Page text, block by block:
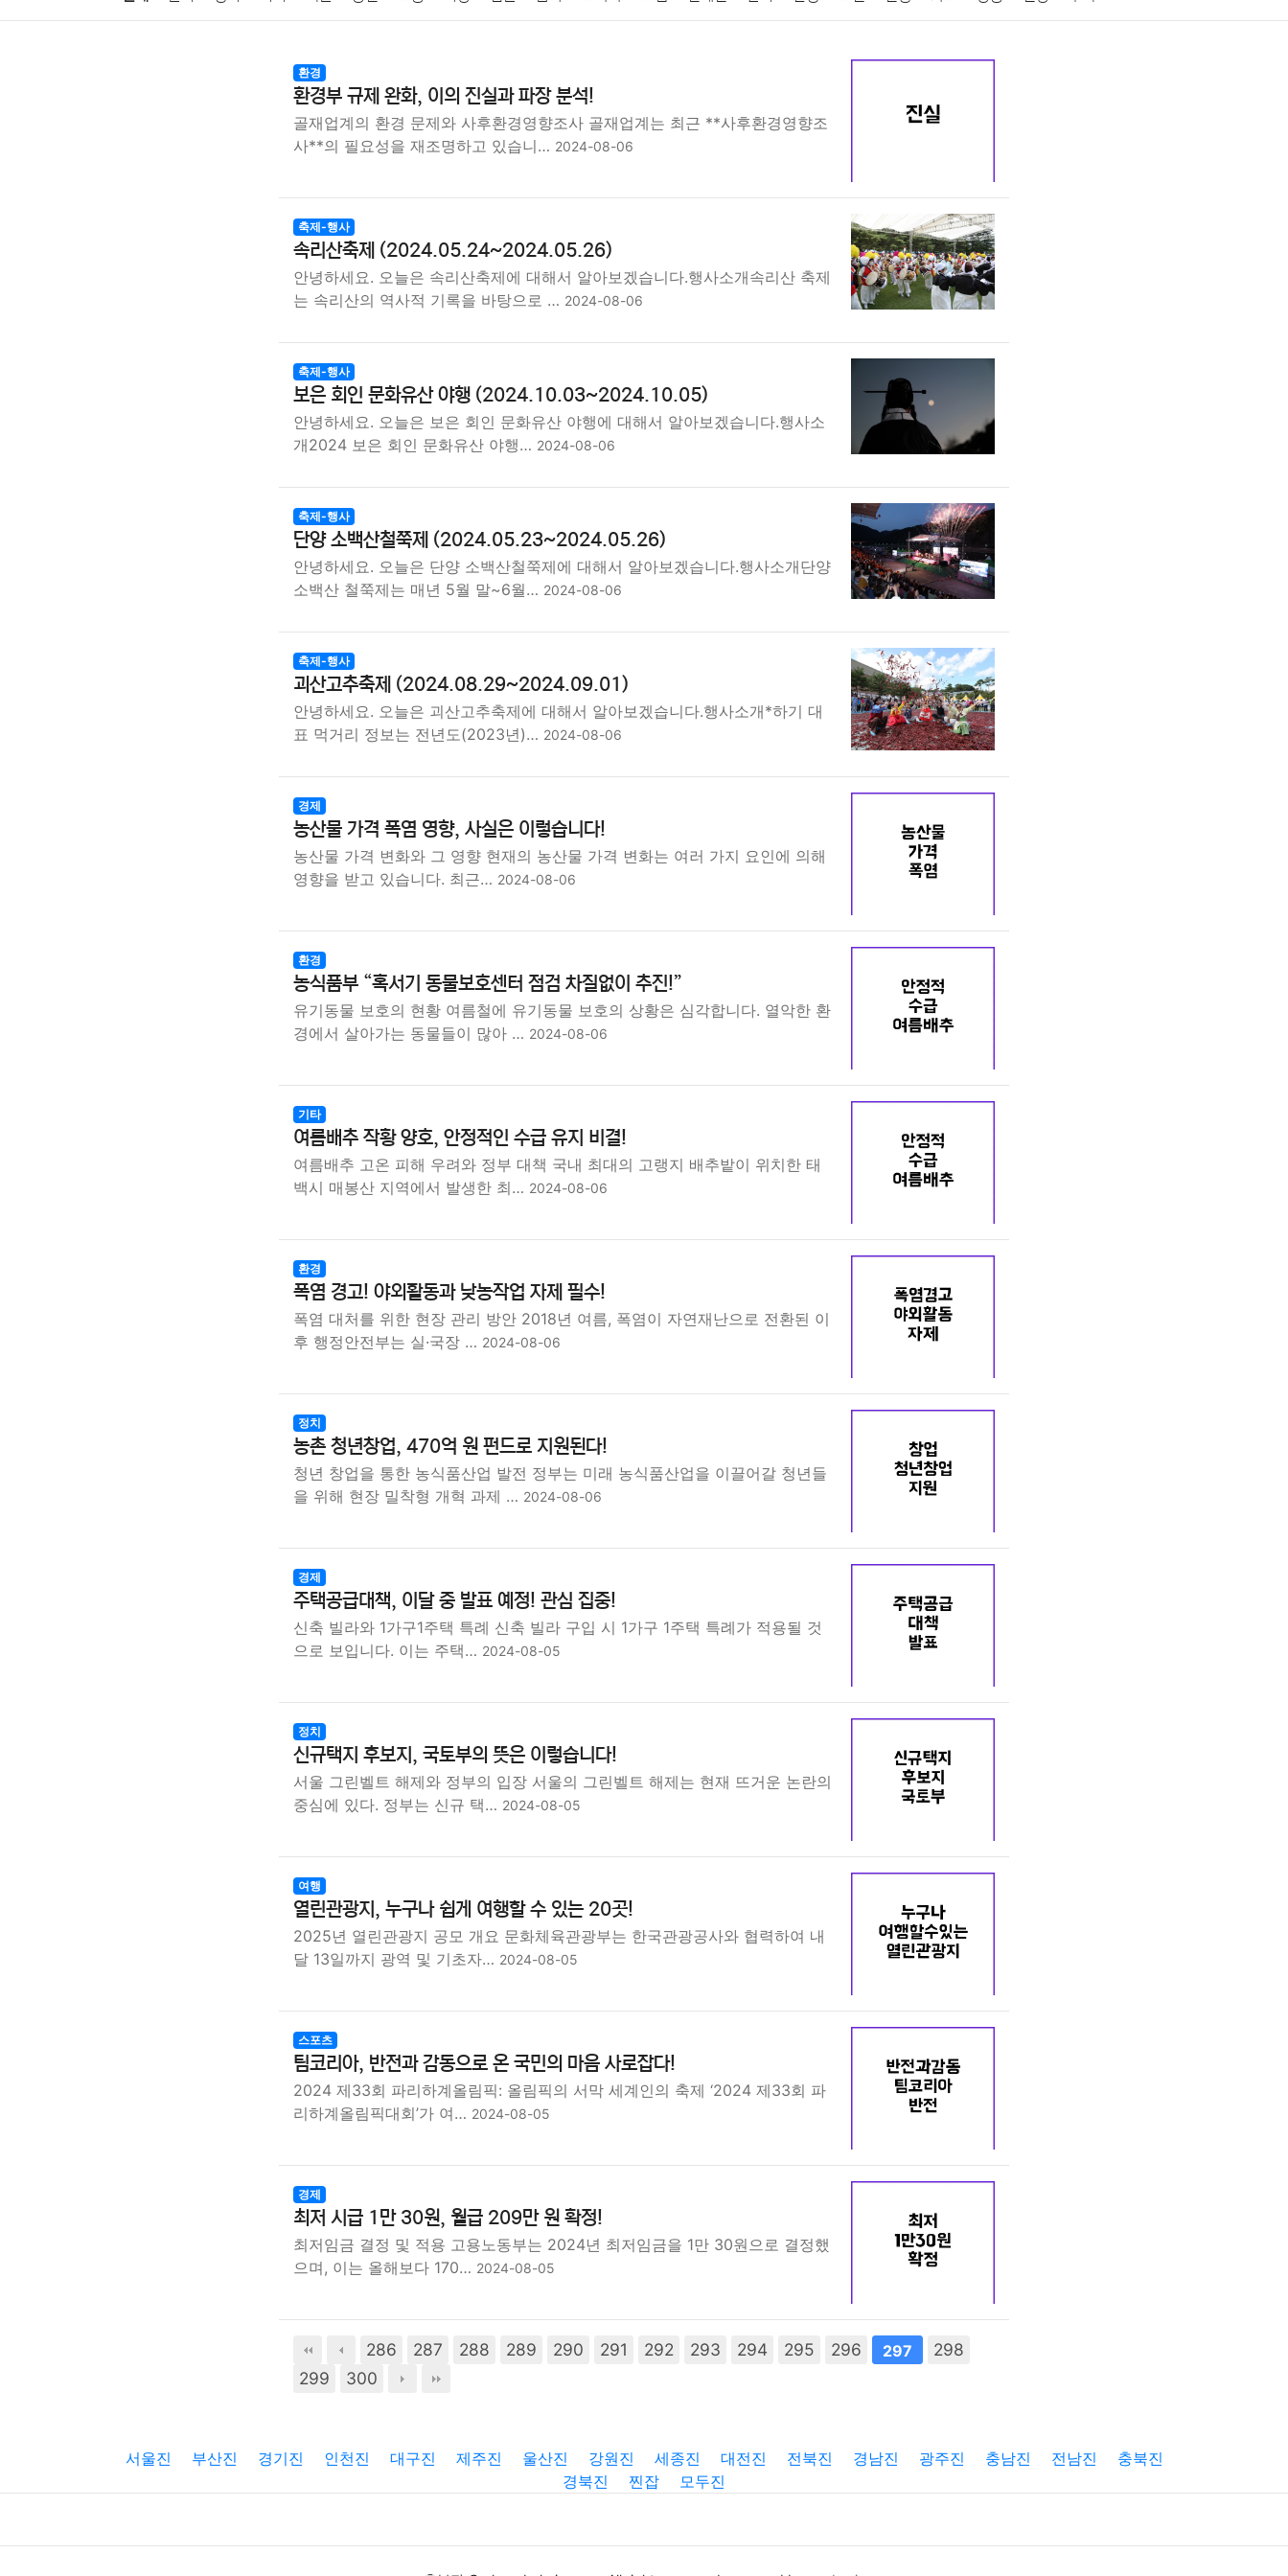
기술 종교 사회 정치 건강 의료 의학 교통
환경
환경부 규제 완화, 이의 진실과 파장 분석!
골재업계의 환경 문제와 사후환경영향조사 골재업계는 최근 **사후환경영향조
사**의 필요성을 재조명하고 있습니… 2024-08-06
축제-행사
속리산축제 (2024.05.24~2024.05.26)
안녕하세요. 오늘은 속리산축제에 대해서 알아보겠습니다.행사소개속리산 축제
는 속리산의 역사적 기록을 바탕으로 … 2024-08-06
축제-행사
보은 회인 문화유산 야행 (2024.10.03~2024.10.05)
안녕하세요. 오늘은 보은 회인 문화유산 야행에 대해서 알아보겠습니다.행사소
개2024 보은 회인 문화유산 야행… 2024-08-06
축제-행사
단양 소백산철쭉제 (2024.05.23~2024.05.26)
안녕하세요. 오늘은 단양 소백산철쭉제에 대해서 알아보겠습니다.행사소개단양
소백산 철쭉제는 매년 5월 말~6월… 2024-08-06
축제-행사
괴산고추축제 (2024.08.29~2024.09.01)
안녕하세요. 오늘은 괴산고추축제에 대해서 알아보겠습니다.행사소개*하기 대
표 먹거리 정보는 전년도(2023년)… 2024-08-06
경제
농산물 가격 폭염 영향, 사실은 이렇습니다!
농산물 가격 변화와 그 영향 현재의 농산물 가격 변화는 여러 가지 요인에 의해
영향을 받고 있습니다. 최근… 2024-08-06
환경
농식품부 “혹서기 동물보호센터 점검 차질없이 추진!”
유기동물 보호의 현황 여름철에 유기동물 보호의 상황은 심각합니다. 열악한 환
경에서 살아가는 동물들이 많아 … 2024-08-06
기타
여름배추 작황 양호, 안정적인 수급 유지 비결!
여름배추 고온 피해 우려와 정부 대책 국내 최대의 고랭지 배추밭이 위치한 태
백시 매봉산 지역에서 발생한 최… 2024-08-06
환경
폭염 경고! 야외활동과 낮농작업 자제 필수!
폭염 대처를 위한 현장 관리 방안 2018년 여름, 폭염이 자연재난으로 전환된 이
후 행정안전부는 실·국장 … 2024-08-06
정치
농촌 청년창업, 470억 원 펀드로 지원된다!
청년 창업을 통한 농식품산업 발전 정부는 미래 농식품산업을 이끌어갈 청년들
을 위해 현장 밀착형 개혁 과제 … 2024-08-06
경제
주택공급대책, 이달 중 발표 예정! 관심 집중!
신축 빌라와 1가구1주택 특례 신축 빌라 구입 시 1가구 1주택 특례가 적용될 것
으로 보입니다. 이는 주택… 2024-08-05
정치
신규택지 후보지, 국토부의 뜻은 이렇습니다!
서울 그린벨트 해제와 정부의 입장 서울의 그린벨트 해제는 현재 뜨거운 논란의
중심에 있다. 정부는 신규 택… 2024-08-05
여행
열린관광지, 누구나 쉽게 여행할 수 있는 20곳!
2025년 열린관광지 공모 개요 문화체육관광부는 한국관광공사와 협력하여 내
달 13일까지 광역 및 기초자… 2024-08-05
스포츠
팀코리아, 반전과 감동으로 온 국민의 마음 사로잡다!
2024 제33회 파리하계올림픽: 올림픽의 서막 세계인의 축제 ‘2024 제33회 파
리하계올림픽대회’가 여… 2024-08-05
경제
최저 시급 1만 30원, 월급 209만 원 확정!
최저임금 결정 및 적용 고용노동부는 2024년 최저임금을 1만 30원으로 결정했
으며, 이는 올해보다 170… 2024-08-05
286 287 288 289 290 291 292 293 294 295 296 297
298
299
300
서울진 부산진 경기진 인천진 대구진 제주진 울산진 강원진 세종진 대전진 전북진 경남진 광주진 충남진 전남진
충북진
경북진
찐잡 모두진